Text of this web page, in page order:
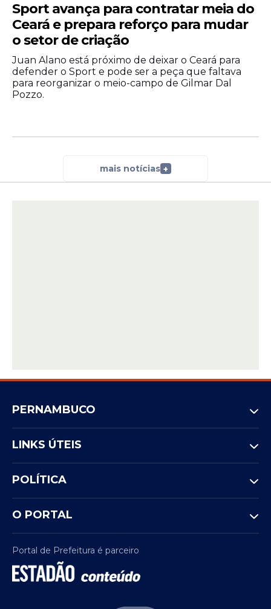
Sport avança para contratar meia do
Ceará e prepara reforço para mudar
o setor de criação
Juan Alano está próximo de deixar o Ceará para
defender o Sport e pode ser a peça que faltava
para reorganizar o meio-campo de Gilmar Dal
Pozzo.
mais notícias +
PERNAMBUCO
LINKS ÚTEIS
POLÍTICA
O PORTAL
Portal de Prefeitura é parceiro